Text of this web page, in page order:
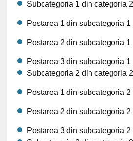
Subcategoria 1 din categoria 2
Postarea 1 din subcategoria 1
Postarea 2 din subcategoria 1
Postarea 3 din subcategoria 1
Subcategoria 2 din categoria 2
Postarea 1 din subcategoria 2
Postarea 2 din subcategoria 2
Postarea 3 din subcategoria 2